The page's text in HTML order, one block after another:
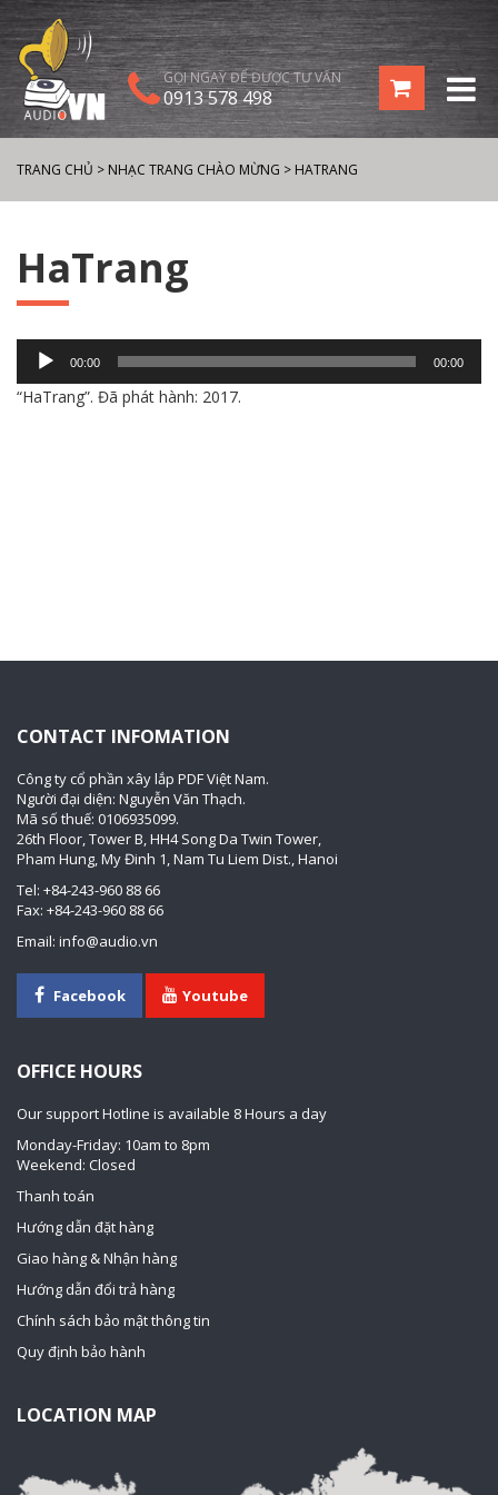
GỌI NGAY ĐỂ ĐƯỢC TƯ VẤN
0913 578 498
TRANG CHỦ > NHẠC TRANG CHÀO MỪNG > HATRANG
HaTrang
Trình
chơi
Audio
00:00 00:00
“HaTrang”. Đã phát hành: 2017.
CONTACT INFOMATION
Công ty cổ phần xây lắp PDF Việt Nam.
Người đại diện: Nguyễn Văn Thạch.
Mã số thuế: 0106935099.
26th Floor, Tower B, HH4 Song Da Twin Tower,
Pham Hung, My Đinh 1, Nam Tu Liem Dist., Hanoi
Tel: +84-243-960 88 66
Fax: +84-243-960 88 66
Email: info@audio.vn
Facebook Youtube
OFFICE HOURS
Our support Hotline is available 8 Hours a day
Monday-Friday: 10am to 8pm
Weekend: Closed
Thanh toán
Hướng dẫn đặt hàng
Giao hàng & Nhận hàng
Hướng dẫn đổi trả hàng
Chính sách bảo mật thông tin
Quy định bảo hành
LOCATION MAP